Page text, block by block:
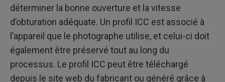
déterminer la bonne ouverture et la vitesse
d’obturation adéquate. Un profil ICC est associé à
l’appareil que le photographe utilise, et celui-ci doit
également être préservé tout au long du
processus. Le profil ICC peut être téléchargé
depuis le site web du fabricant ou généré grâce à